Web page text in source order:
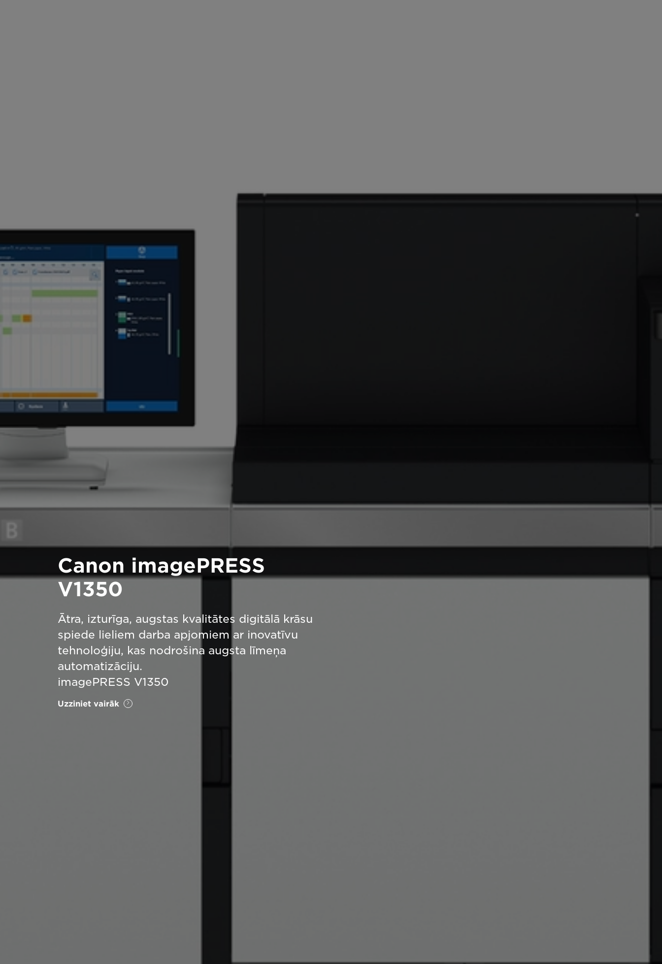
Canon imagePRESS
V1350
Ātra, izturīga, augstas kvalitātes digitālā krāsu
spiede lieliem darba apjomiem ar inovatīvu
tehnoloģiju, kas nodrošina augsta līmeņa
automatizāciju.
imagePRESS V1350
Uzziniet vairāk